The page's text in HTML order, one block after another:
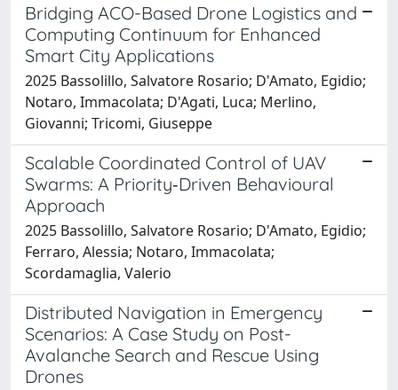
Bridging ACO-Based Drone Logistics and
Computing Continuum for Enhanced
Smart City Applications
2025 Bassolillo, Salvatore Rosario; D'Amato, Egidio;
Notaro, Immacolata; D'Agati, Luca; Merlino,
Giovanni; Tricomi, Giuseppe
Scalable Coordinated Control of UAV
Swarms: A Priority‐Driven Behavioural
Approach
2025 Bassolillo, Salvatore Rosario; D'Amato, Egidio;
Ferraro, Alessia; Notaro, Immacolata;
Scordamaglia, Valerio
Distributed Navigation in Emergency
Scenarios: A Case Study on Post-
Avalanche Search and Rescue Using
Drones